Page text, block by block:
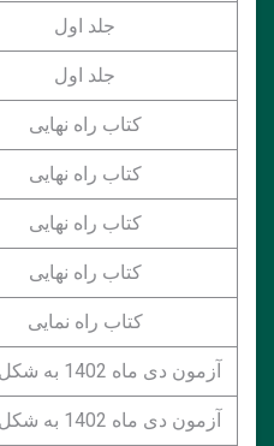
جلد اول
جلد اول
کتاب راه نهایی
کتاب راه نهایی
کتاب راه نهایی
کتاب راه نهایی
کتاب راه نمایی
آزمون دی ماه 1402 به شکل Word
آزمون دی ماه 1402 به شکل Word